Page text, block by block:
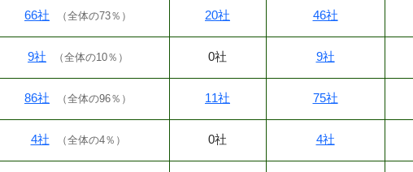
66社 （全体の73％ ） 20社 46社
9社 （全体の10％ ） 0社 9社
86社 （全体の96％ ） 11社 75社
4社 （全体の4％ ） 0社 4社